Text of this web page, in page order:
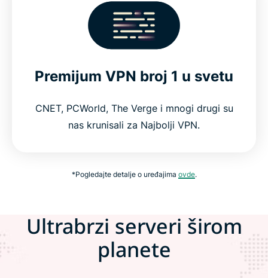
Premijum VPN broj 1 u svetu
CNET, PCWorld, The Verge i mnogi drugi su
nas krunisali za Najbolji VPN.
*Pogledajte detalje o uređajima ovde.
Ultrabrzi serveri širom
planete